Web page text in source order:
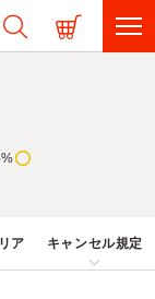
%
ア キャンセル規定